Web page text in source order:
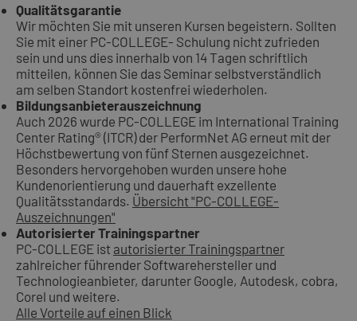
Qualitätsgarantie
Wir möchten Sie mit unseren Kursen begeistern. Sollten
Sie mit einer PC-COLLEGE- Schulung nicht zufrieden
sein und uns dies innerhalb von 14 Tagen schriftlich
mitteilen, können Sie das Seminar selbstverständlich
am selben Standort kostenfrei wiederholen.
Bildungsanbieterauszeichnung
Auch 2026 wurde PC-COLLEGE im International Training
Center Rating® (ITCR) der PerformNet AG erneut mit der
Höchstbewertung von fünf Sternen ausgezeichnet.
Besonders hervorgehoben wurden unsere hohe
Kundenorientierung und dauerhaft exzellente
Qualitätsstandards. Übersicht "PC-COLLEGE-
Auszeichnungen"
Autorisierter Trainingspartner
PC-COLLEGE ist autorisierter Trainingspartner
zahlreicher führender Softwarehersteller und
Technologieanbieter, darunter Google, Autodesk, cobra,
Corel und weitere.
Alle Vorteile auf einen Blick